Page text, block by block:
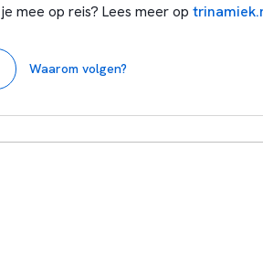
mee op reis? Lees meer op
Waarom volgen?